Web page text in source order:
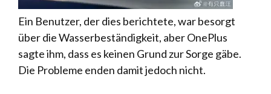
Ein Benutzer, der dies berichtete, war besorgt
über die Wasserbeständigkeit, aber OnePlus
sagte ihm, dass es keinen Grund zur Sorge gäbe.
Die Probleme enden damit jedoch nicht.